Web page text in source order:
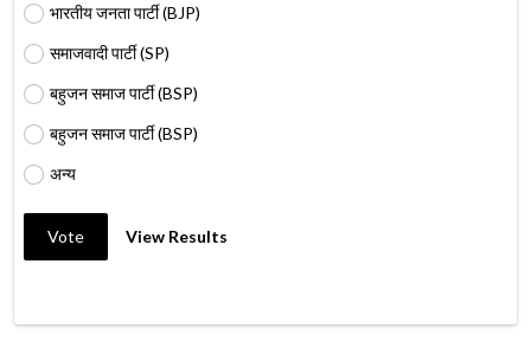
भारतीय जनता पार्टी (BJP)
समाजवादी पार्टी (SP)
बहुजन समाज पार्टी (BSP)
बहुजन समाज पार्टी (BSP)
अन्य
Vote View Results